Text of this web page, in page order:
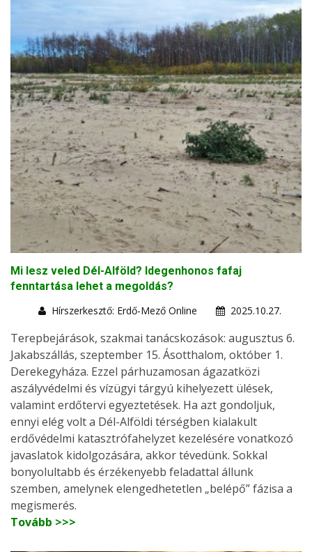
Mi lesz veled Dél-Alföld? Idegenhonos fafaj
fenntartása lehet a megoldás?
Hírszerkesztő: Erdő-Mező Online
2025.10.27.
Terepbejárások, szakmai tanácskozások: augusztus 6.
Jakabszállás, szeptember 15. Ásotthalom, október 1.
Derekegyháza. Ezzel párhuzamosan ágazatközi
aszályvédelmi és vízügyi tárgyú kihelyezett ülések,
valamint erdőtervi egyeztetések. Ha azt gondoljuk,
ennyi elég volt a Dél-Alföldi térségben kialakult
erdővédelmi katasztrófahelyzet kezelésére vonatkozó
javaslatok kidolgozására, akkor tévedünk. Sokkal
bonyolultabb és érzékenyebb feladattal állunk
szemben, amelynek elengedhetetlen „belépő” fázisa a
megismerés.
Tovább >>>